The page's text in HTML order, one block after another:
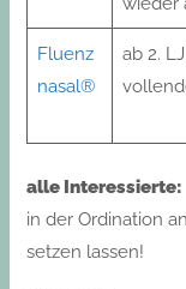
Fluenz
nasal®
ab 2.
alle Interessierte:
in der Ordination
setzen lassen!